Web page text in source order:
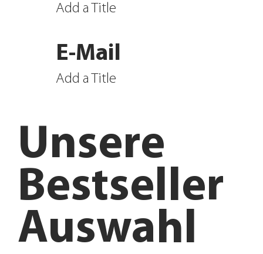
Bestseller
Auswahl
Unsere
Add a Title
Add a Title
E-Mail